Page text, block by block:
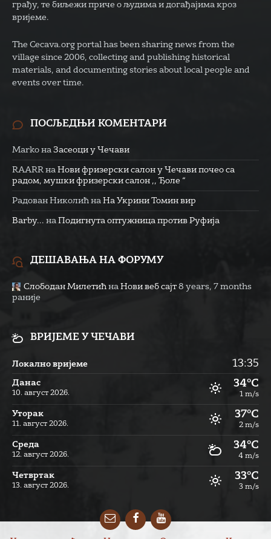
грађу, те биљежи приче о људима и догађајима кроз
вријеме.
The Cecava.org portal has been sharing news from the
village since 2006, collecting and publishing historical
materials, and documenting stories about local people and
events over time.
ПОСЉЕДЊИ КОМЕНТАРИ
Marko на Засеоци у Чечави
RAARR на Нови фризерски салон у Чечави почео са
радом, мушки фризерски салон ,, Ђоле “
Радован Николић на На Укрини Томин вир
Barby... на Подигнута оптужница против Руфија
ДЕШАВАЊА НА ФОРУМУ
Слободан Милетић на Нови веб сајт 8 years, 7 months
раније
ВРИЈЕМЕ У ЧЕЧАВИ
Локално вријеме 13:35
Данас
10. август 2026.
34°C
1 m/s
Уторак
11. август 2026.
37°C
2 m/s
Cреда
12. август 2026.
34°C
4 m/s
Четвртак
13. август 2026.
33°C
3 m/s
EmailFacebookYouTube